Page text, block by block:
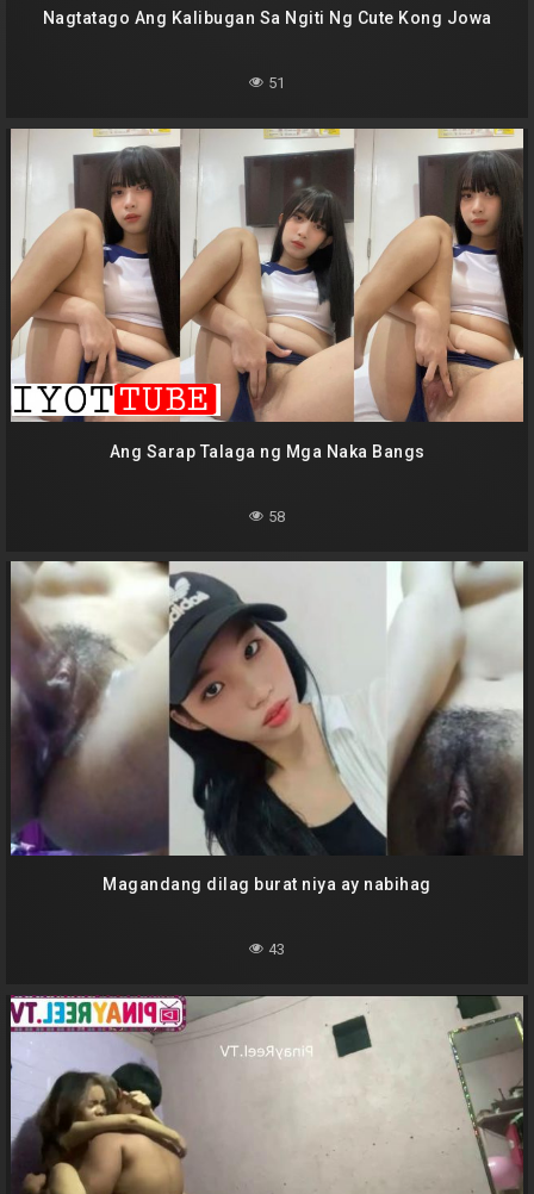
Nagtatago Ang Kalibugan Sa Ngiti Ng Cute Kong Jowa
51
Ang Sarap Talaga ng Mga Naka Bangs
58
Magandang dilag burat niya ay nabihag
43